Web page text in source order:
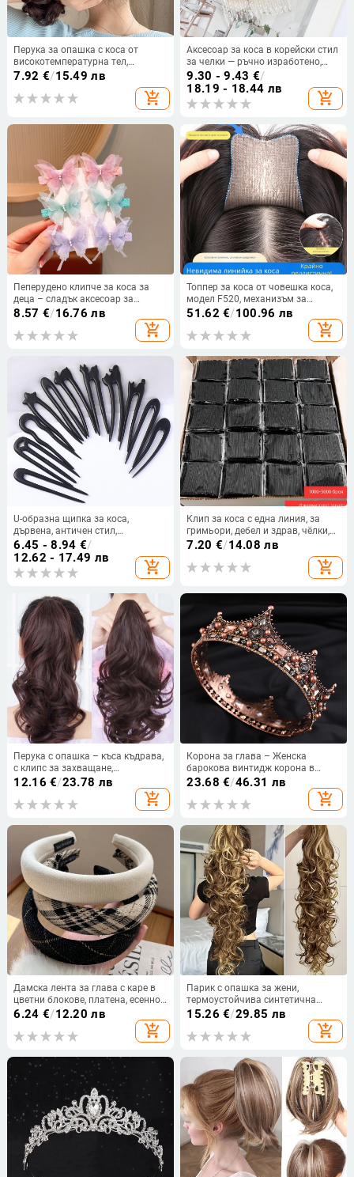
Перука за опашка с коса от
високотемпературна тел,
боядисваема, модел XQ061A,
(модел: XQ061A; коса:
Перука за опашка; частен етикет:
7.92 €/15.49 лв
add_shopping_cart
Аксесоар за коса в корейски стил
за челки — ръчно изработено,
пластмаса/смола, геометрично
стилизиране, марка Fumei
9.30 - 9.43 €/
18.19 - 18.44 лв
add_shopping_cart
Пеперудено клипче за коса за
деца – сладък аксесоар за
момичета със странично клипче
8.57 €/16.76 лв
add_shopping_cart
Топпер за коса от човешка коса,
модел F520, механизъм за
закрепване, коса: права, може да
51.62 €/100.96 лв
add_shopping_cart
U-образна щипка за коса,
дървена, античен стил,
индивидуално опакована
6.45 - 8.94 €/
12.62 - 17.49 лв
add_shopping_cart
Клип за коса с една линия, за
гримьори, дебел и здрав, чёлки,
черен
7.20 €/14.08 лв
add_shopping_cart
Перука с опашка – къса къдрава,
с клипс за захващане,
високотемпературна тел, модел
152, за жени, може да се боядиса
12.16 €/23.78 лв
add_shopping_cart
Корона за глава – Женска
барокова винтидж корона в
европейски стил, инкрустирана с
23.68 €/46.31 лв
add_shopping_cart
Дамска лента за глава с каре в
цветни блокове, платена, есенно-
зимна модна лента за коса
6.24 €/12.20 лв
add_shopping_cart
Парик с опашка за жени,
термоустойчива синтетична
нишка, механична конструкция,
боядисва или подлага на
15.26 €/29.85 лв
add_shopping_cart